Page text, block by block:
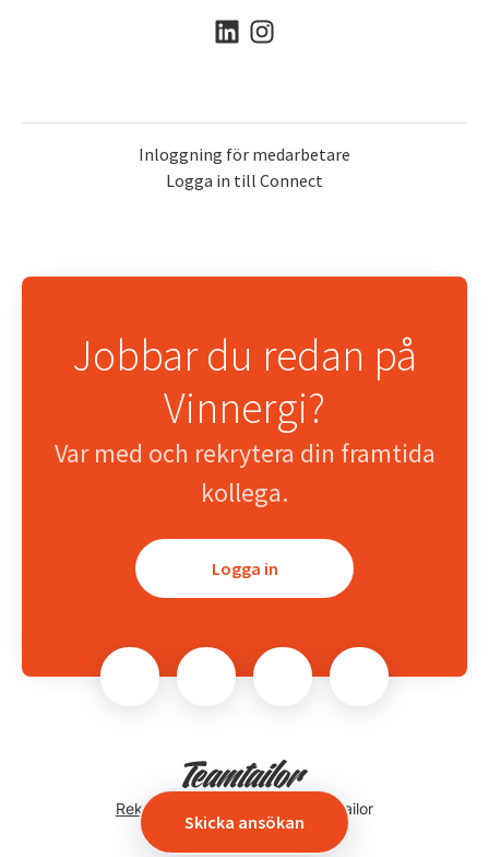
Skicka ansökan
Inloggning för medarbetare
Logga in till Connect
Jobbar du redan på
Vinnergi?
Var med och rekrytera din framtida
kollega.
Logga in
Rekryteringsverktyg från Teamtailor